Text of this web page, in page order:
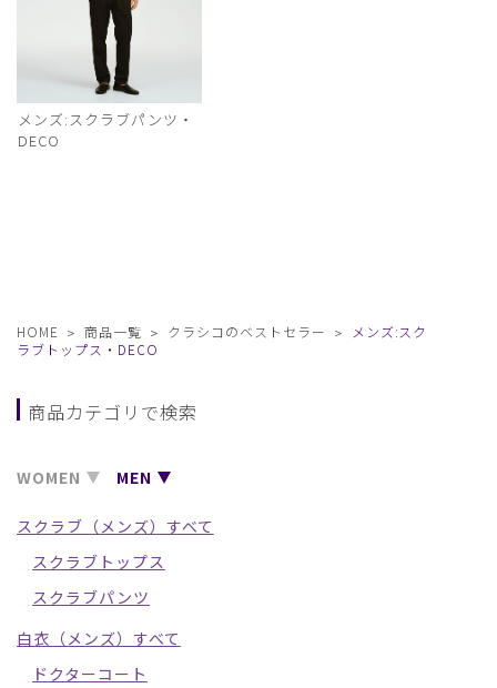
メンズ:スクラブパンツ・
DECO
HOME 商品一覧 クラシコのベストセラー
メンズ:スク
ラブトップス・DECO
商品カテゴリで検索
WOMEN MEN
スクラブ（メンズ）すべて
スクラブトップス
スクラブパンツ
白衣（メンズ）すべて
ドクターコート